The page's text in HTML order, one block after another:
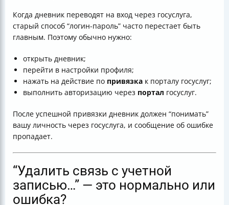
Когда дневник переводят на вход через госуслуга,
старый способ “логин-пароль” часто перестает быть
главным. Поэтому обычно нужно:
открыть дневник;
перейти в настройки профиля;
нажать на действие по привязка к порталу госуслуг;
выполнить авторизацию через портал госуслуг.
После успешной привязки дневник должен “понимать”
вашу личность через госуслуга, и сообщение об ошибке
пропадает.
“Удалить связь с учетной
записью…” — это нормально или
ошибка?